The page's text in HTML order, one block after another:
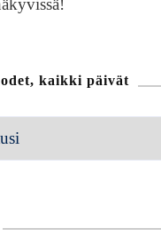
kaikki päivät